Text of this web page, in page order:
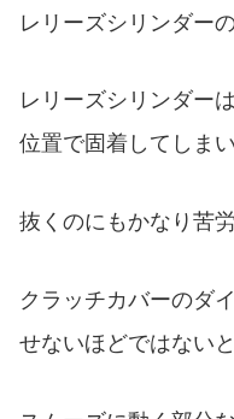
レリーズシリンダー
レリーズシリンダー
位置で固着してしまい
抜くのにもかなり苦
クラッチカバーのダ
せないほどではない